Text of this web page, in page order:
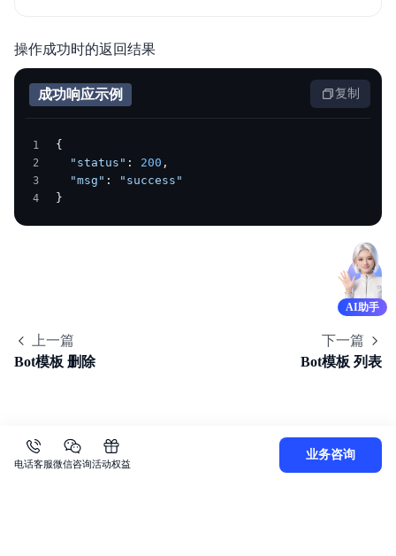
操作成功时的返回结果
成功响应示例 复制
{
  "status"
: 200 ,
  "msg"
:
"success"
}
上一篇
Bot模板 删除
下一篇
Bot模板 列表
AI助手
电话客服微信咨询活动权益
业务咨询